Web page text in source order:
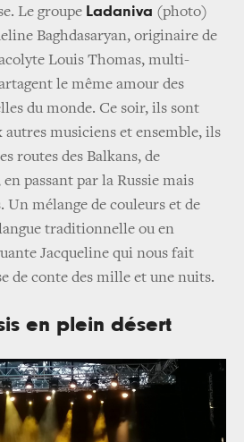
Le groupe Ladaniva (photo)
Baghdasaryan, originaire de
Louis Thomas, multi-
le même amour des
du monde. Ce soir, ils sont
autres musiciens et ensemble, ils
routes des Balkans, de
passant par la Russie mais
Un mélange de couleurs et de
traditionnelle ou en
Jacqueline qui nous fait
de conte des mille et une nuits.
en plein désert